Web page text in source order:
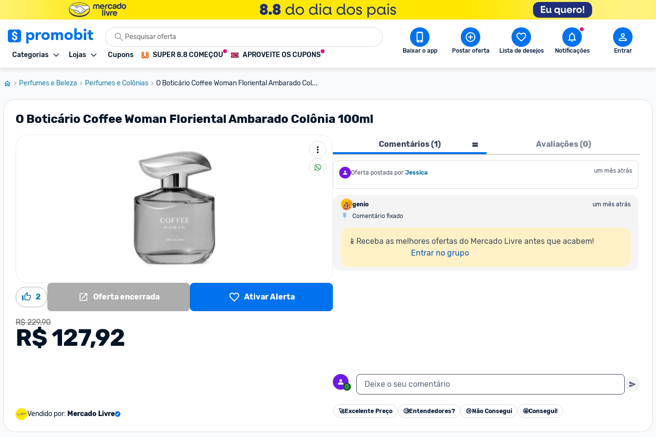
Categorias Lojas Cupons SUPER 8.8 COMEÇOU APROVEITE OS CUPONS Baixar o app Postar oferta Lista de desejos Notificações Entrar
Perfumes e Beleza Perfumes e Colônias O Boticário Coffee Woman Floriental Ambarado Col...
O Boticário Coffee Woman Floriental Ambarado Colônia 100ml
2 Oferta encerrada Ativar Alerta
R$ 229,90
R$ 127,92
Vendido por: Mercado Livre
Comentários (1) Avaliações (0)
Oferta postada por Jessica um mês atrás
genio
um mês atrás
Comentário fixado
📱Receba as melhores ofertas do Mercado Livre antes que acabem!
Entrar no grupo
0 Deixe o seu comentário
🚀Excelente Preço 🧐Entendedores? 😢 Não Consegui 🤩Consegui!